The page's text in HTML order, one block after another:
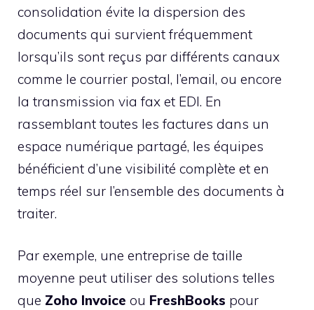
consolidation évite la dispersion des
documents qui survient fréquemment
lorsqu’ils sont reçus par différents canaux
comme le courrier postal, l’email, ou encore
la transmission via fax et EDI. En
rassemblant toutes les factures dans un
espace numérique partagé, les équipes
bénéficient d’une visibilité complète et en
temps réel sur l’ensemble des documents à
traiter.
Par exemple, une entreprise de taille
moyenne peut utiliser des solutions telles
que Zoho Invoice ou FreshBooks pour